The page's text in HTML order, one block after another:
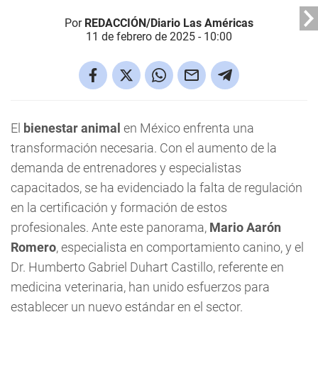
Por REDACCIÓN/Diario Las Américas
11 de febrero de 2025 - 10:00
El bienestar animal en México enfrenta una
transformación necesaria. Con el aumento de la
demanda de entrenadores y especialistas
capacitados, se ha evidenciado la falta de regulación
en la certificación y formación de estos
profesionales. Ante este panorama, Mario Aarón
Romero, especialista en comportamiento canino, y el
Dr. Humberto Gabriel Duhart Castillo, referente en
medicina veterinaria, han unido esfuerzos para
establecer un nuevo estándar en el sector.